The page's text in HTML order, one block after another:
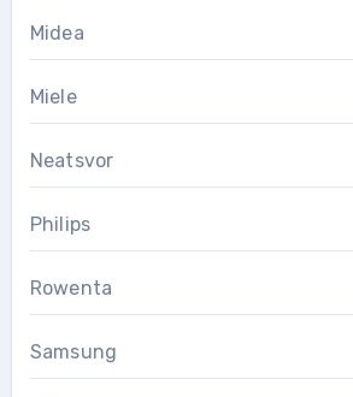
Midea
Miele
Neatsvor
Philips
Rowenta
Samsung